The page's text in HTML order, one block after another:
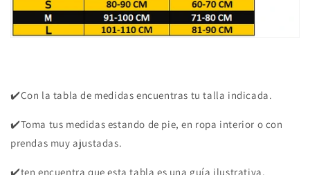
✔️Con la tabla de medidas encuentras tu talla indicada.
✔️Toma tus medidas estando de pie, en ropa interior o con
prendas muy ajustadas.
✔️ten encuentra que esta tabla es una guía ilustrativa.